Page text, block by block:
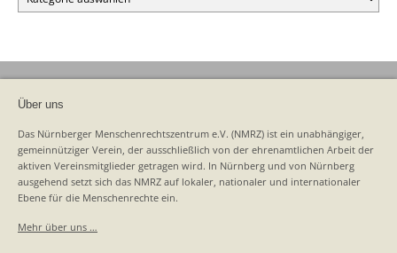
Über uns
Das Nürnberger Menschenrechtszentrum e.V. (NMRZ) ist ein unabhängiger,
gemeinnütziger Verein, der ausschließlich von der ehrenamtlichen Arbeit der
aktiven Vereinsmitglieder getragen wird. In Nürnberg und von Nürnberg
ausgehend setzt sich das NMRZ auf lokaler, nationaler und internationaler
Ebene für die Menschenrechte ein.
Mehr über uns …